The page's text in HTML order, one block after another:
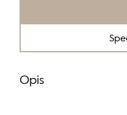
Opis